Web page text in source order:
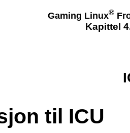
Gaming Linux®
Kapittel
til ICU